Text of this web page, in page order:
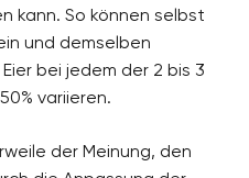
kann. So können selbst
und demselben
bei jedem der 2 bis 3
variieren.
der Meinung, den